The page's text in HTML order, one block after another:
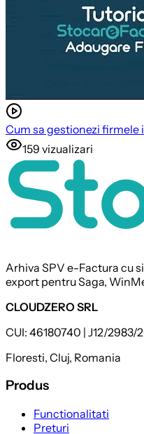
Cum sa gestionezi firmele
159 vizualizari
Arhiva SPV e-Factura cu
export pentru Saga,
CLOUDZERO SRL
CUI: 46180740 | J12/2983/
Floresti, Cluj, Romania
Produs
Functionalitati
Preturi